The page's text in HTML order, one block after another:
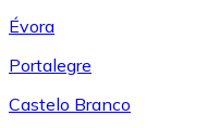
Évora
Portalegre
Castelo Branco